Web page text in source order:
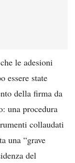
le adesioni
essere state
della firma da
una procedura
collaudati
una “grave
del